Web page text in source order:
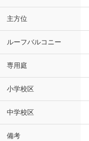
主方位
ルーフバルコニー
専用庭
小学校区
中学校区
備考